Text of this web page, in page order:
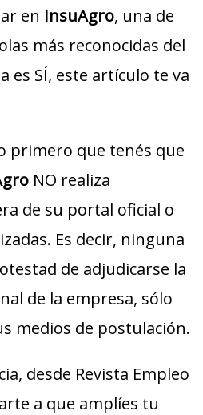
en InsuAgro, una de
más reconocidas del
es SÍ, este artículo te va
primero que tenés que
NO realiza
de su portal oficial o
Es decir, ninguna
de adjudicarse la
de la empresa, sólo
medios de postulación.
desde Revista Empleo
a que amplíes tu